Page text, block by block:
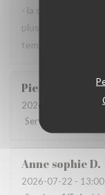
- la qualité de
plus, la terrasse
temps s'y prête
Pierre-Olivier
2026-07-14
-
Service
Anne sophieD
2026-07-22 -